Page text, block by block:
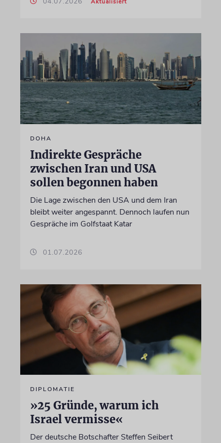
DOHA
Indirekte Gespräche
zwischen Iran und USA
sollen begonnen haben
Die Lage zwischen den USA und dem Iran
bleibt weiter angespannt. Dennoch laufen nun
Gespräche im Golfstaat Katar
01.07.2026
DIPLOMATIE
»25 Gründe, warum ich
Israel vermisse«
Der deutsche Botschafter Steffen Seibert